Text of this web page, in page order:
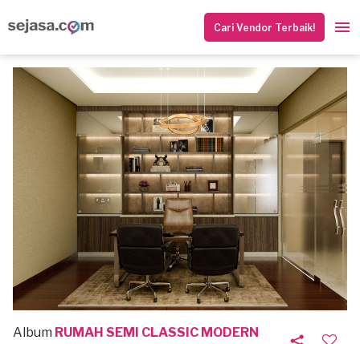
Cari Vendor Terbaik!
Album RUMAH SEMI CLASSIC MODERN